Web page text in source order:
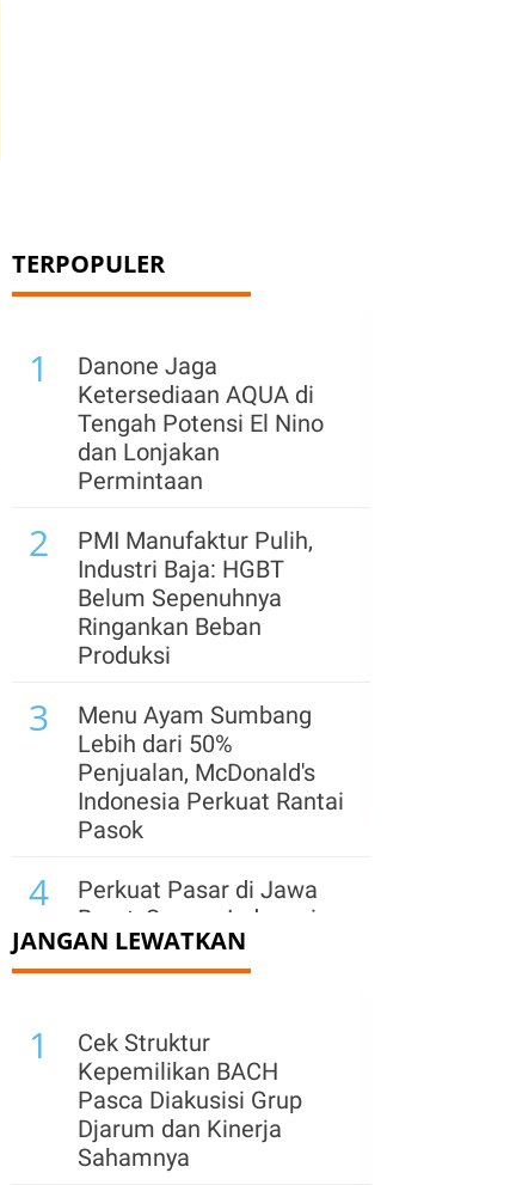
TERPOPULER
1
Danone Jaga
Ketersediaan AQUA di
Tengah Potensi El Nino
dan Lonjakan
Permintaan
2
PMI Manufaktur Pulih,
Industri Baja: HGBT
Belum Sepenuhnya
Ringankan Beban
Produksi
3
Menu Ayam Sumbang
Lebih dari 50%
Penjualan, McDonald's
Indonesia Perkuat Rantai
Pasok
4
Perkuat Pasar di Jawa
Barat, Semen Indonesia
(SMGR) Hadirkan Lagi
Semen Kujang
JANGAN LEWATKAN
1
Cek Struktur
Kepemilikan BACH
Pasca Diakusisi Grup
Djarum dan Kinerja
Sahamnya